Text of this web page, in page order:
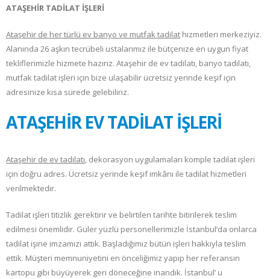
ATAŞEHİR TADİLAT İŞLERİ
Ataşehir de her türlü ev banyo ve mutfak tadilat hizmetleri merkeziyiz.
Alanında 26 aşkın tecrübeli ustalarımız ile bütçenize en uygun fiyat
tekliflerimizle hizmete hazırız. Ataşehir de ev tadilatı, banyo tadilatı,
mutfak tadilat işleri için bize ulaşabilir ücretsiz yerinde keşif için
adresinize kısa sürede gelebiliriz.
ATAŞEHİR EV TADİLAT İŞLERİ
Ataşehir de ev tadilatı, dekorasyon uygulamaları komple tadilat işleri
için doğru adres. Ücretsiz yerinde keşif imkânı ile tadilat hizmetleri
verilmektedir.
Tadilat işleri titizlik gerektirir ve belirtilen tarihte bitirilerek teslim
edilmesi önemlidir. Güler yüzlü personellerimizle İstanbul’da onlarca
tadilat işine imzamızı attık. Başladığımız bütün işleri hakkıyla teslim
ettik. Müşteri memnuniyetini en önceliğimiz yapıp her referansın
kartopu gibi büyüyerek geri döneceğine inandık. İstanbul’ u